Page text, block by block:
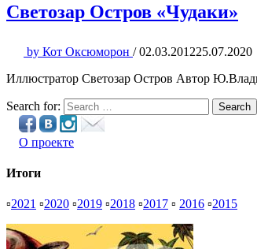
Светозар Остров «Чудаки»
by Кот Оксюморон / 02.03.201225.07.2020
Иллюстратор Светозар Остров Автор
Search for: Search
О проекте
Итоги
▫2021 ▫2020 ▫2019 ▫2018 ▫2017 ▫ 2016 ▫2015